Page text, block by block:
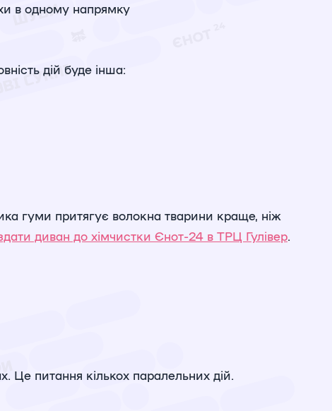
в одному напрямку
дій буде інша:
гуми притягує волокна тварини краще, ніж
диван до хімчистки Єнот-24 в ТРЦ Гулівер.
Це питання кількох паралельних дій.